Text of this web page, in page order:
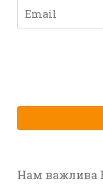
Нам важлива